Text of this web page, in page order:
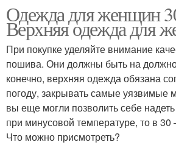
Одежда для женщин
Верхняя одежда для
При покупке уделяйте внимание
пошива. Они должны быть на
конечно, верхняя одежда обязана
погоду, закрывать самые уязвимые
вы еще могли позволить себе надеть
при минусовой температуре, то в 30
Что можно присмотреть?